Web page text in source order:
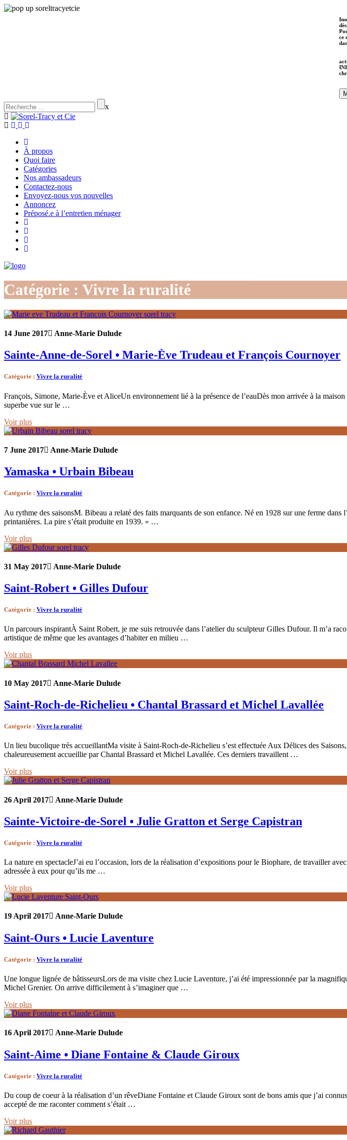
ce
x
À propos
Quoi faire
Catégories
Nos ambassadeurs
Contactez-nous
Envoyez-nous vos nouvelles
Annoncez
Préposé.e à l’entretien ménager
Catégorie : Vivre la ruralité
14 June 2017 Anne-Marie Dulude
Sainte-Anne-de-Sorel • Marie-Ève Trudeau et François Cournoyer
Catégorie : Vivre la ruralité
François, Simone, Marie-Ève et AliceUn environnement lié à la présence de l’eauDès mon arrivée à la
superbe vue sur le …
Voir plus
7 June 2017 Anne-Marie Dulude
Yamaska • Urbain Bibeau
Catégorie : Vivre la ruralité
Au rythme des saisonsM. Bibeau a relaté des faits marquants de son enfance. Né en 1928 sur une ferme
printanières. La pire s’était produite en 1939. « …
Voir plus
31 May 2017 Anne-Marie Dulude
Saint-Robert • Gilles Dufour
Catégorie : Vivre la ruralité
Un parcours inspirantÀ Saint Robert, je me suis retrouvée dans l’atelier du sculpteur Gilles Dufour. Il m’a
artistique de même que les avantages d’habiter en milieu …
Voir plus
10 May 2017 Anne-Marie Dulude
Saint-Roch-de-Richelieu • Chantal Brassard et Michel Lavallée
Catégorie : Vivre la ruralité
Un lieu bucolique très accueillantMa visite à Saint-Roch-de-Richelieu s’est effectuée Aux Délices des
chaleureusement accueillie par Chantal Brassard et Michel Lavallée. Ces derniers travaillent …
Voir plus
26 April 2017 Anne-Marie Dulude
Sainte-Victoire-de-Sorel • Julie Gratton et Serge Capistran
Catégorie : Vivre la ruralité
La nature en spectacleJ’ai eu l’occasion, lors de la réalisation d’expositions pour le Biophare, de travailler
adressée à eux pour qu’ils me …
Voir plus
19 April 2017 Anne-Marie Dulude
Saint-Ours • Lucie Laventure
Catégorie : Vivre la ruralité
Une longue lignée de bâtisseursLors de ma visite chez Lucie Laventure, j’ai été impressionnée par la
Michel Grenier. On arrive difficilement à s’imaginer que …
Voir plus
16 April 2017 Anne-Marie Dulude
Saint-Aime • Diane Fontaine & Claude Giroux
Catégorie : Vivre la ruralité
Du coup de coeur à la réalisation d’un rêveDiane Fontaine et Claude Giroux sont de bons amis que j’ai
accepté de me raconter comment s’était …
Voir plus